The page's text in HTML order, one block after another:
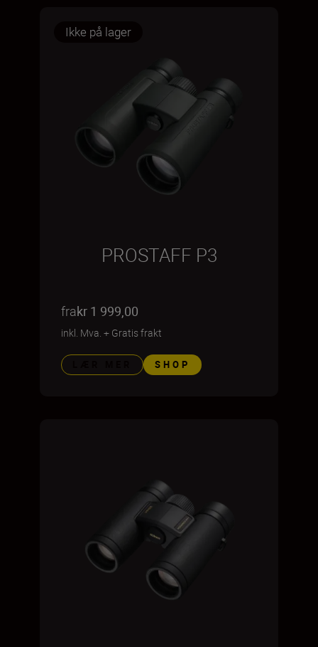
Ikke på lager
PROSTAFF P3
frakr 1 999,00
inkl. Mva. + Gratis frakt
SHOP